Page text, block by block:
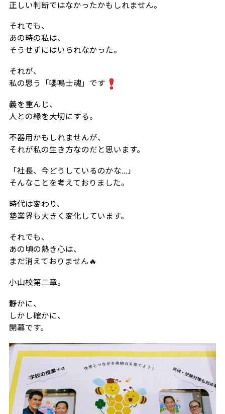
正しい判断ではなかったかもしれません。
それでも、
あの時の私は、
そうせずにはいられなかった。
それが、
私の思う「嚶鳴士魂」です
義を重んじ、
人との縁を大切にする。
不器用かもしれませんが、
それが私の生き方なのだと思います。
「社長、今どうしているのかな…」
そんなことを考えておりました。
時代は変わり、
塾業界も大きく変化しています。
それでも、
あの頃の熱き心は、
まだ消えておりません🔥
小山校第二章。
静かに、
しかし確かに、
開幕です。